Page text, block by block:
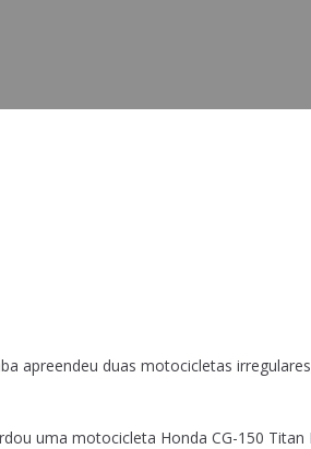
apreendeu duas motocicletas
uma motocicleta Honda CG-150 Titan